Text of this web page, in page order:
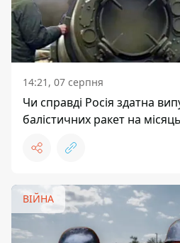
14:21, 07 серпня
Чи справді Росія здатна
балістичних ракет на
ВІЙНА